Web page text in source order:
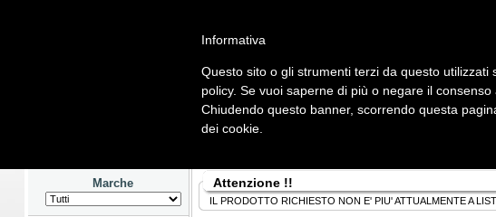
Dati Cliente Servizi Company
Fotografia Telefonia Audio Video Energia
Marche Attenzione !!
IL PRODOTTO RICHIESTO NON E' PIU' ATTUALMENTE A
Informativa
Questo sito o gli strumenti terzi da questo
policy. Se vuoi saperne di più o negare il
Chiudendo questo banner, scorrendo questa
dei cookie.